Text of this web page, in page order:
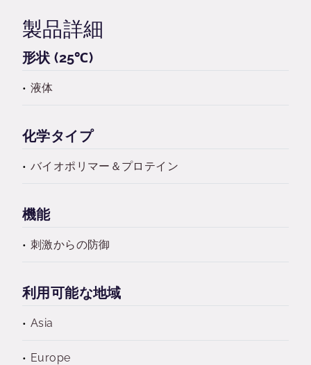
製品詳細
形状 (25℃)
液体
化学タイプ
バイオポリマー＆プロテイン
機能
刺激からの防御
利用可能な地域
Asia
Europe